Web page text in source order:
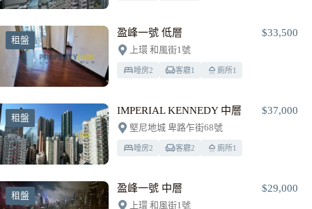
租盤
盈峰一號 低層 $33,500
上環 和風街1號
睡房2 客廳1 廁所1
租盤
IMPERIAL KENNEDY 中層 $37,000
堅尼地城 卑路乍街68號
睡房2 客廳2 廁所1
租盤
盈峰一號 中層 $29,000
上環 和風街1號